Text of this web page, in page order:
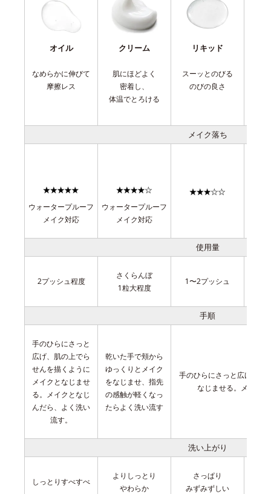
オイル
なめらかに伸びて
摩擦レス
クリーム
肌にほどよく
密着し、
体温でとろける
リキッド
スーッとのびる
のびの良さ
メイク落ち
ウォータープルーフ
メイク対応
ウォータープルーフ
メイク対応
使用量
2プッシュ程度
さくらんぼ
1粒大程度
1〜2プッシュ
手順
手のひらにさっと
広げ、肌の上でら
せんを描くように
メイクとなじませ
る。メイクとなじ
んだら、よく洗い
流す。
乾いた手で頬から
ゆっくりとメイク
をなじませ、指先
の感触が軽くなっ
たらよく洗い流す
手のひらにさっと広げ、肌
なじませる。 メイク
洗い上がり
しっとりすべすべ
よりしっとり
やわらか
さっぱり
みずみずしい